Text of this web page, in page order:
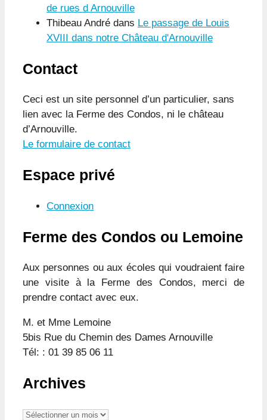
de rues d Arnouville
Thibeau André dans Le passage de Louis
XVIII dans notre Château d'Arnouville
Contact
Ceci est un site personnel d’un particulier, sans
lien avec la Ferme des Condos, ni le château
d’Arnouville.
Le formulaire de contact
Espace privé
Connexion
Ferme des Condos ou Lemoine
Aux personnes ou aux écoles qui voudraient faire
une visite à la Ferme des Condos, merci de
prendre contact avec eux.
M. et Mme Lemoine
5bis Rue du Chemin des Dames Arnouville
Tél: : 01 39 85 06 11
Archives
Archives